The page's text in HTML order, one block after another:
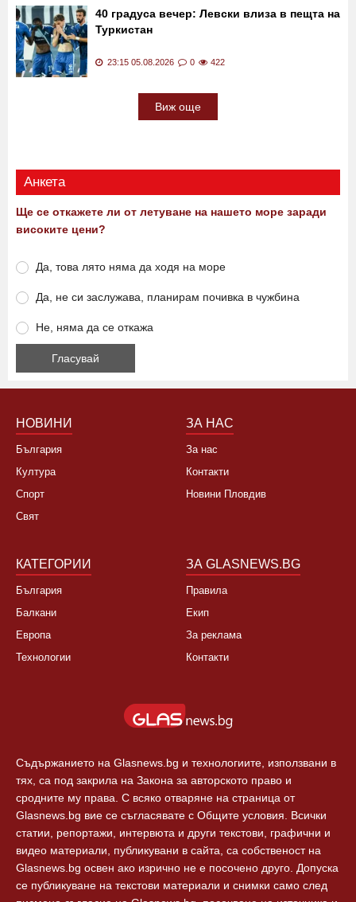
40 градуса вечер: Левски влиза в пещта на
Туркистан
23:15 05.08.2026 0 422
Виж още
Анкета
Ще се откажете ли от летуване на нашето море заради
високите цени?
Да, това лято няма да ходя на море
Да, не си заслужава, планирам почивка в чужбина
Не, няма да се откажа
НОВИНИ
България
Култура
Спорт
Свят
ЗА НАС
За нас
Контакти
Новини Пловдив
КАТЕГОРИИ
България
Балкани
Европа
Технологии
ЗА GLASNEWS.BG
Правила
Екип
За реклама
Контакти
Съдържанието на Glasnews.bg и технологиите, използвани в
тях, са под закрила на Закона за авторското право и
сродните му права. С всяко отваряне на страница от
Glasnews.bg вие се съгласявате с Общите условия. Всички
статии, репортажи, интервюта и други текстови, графични и
видео материали, публикувани в сайта, са собственост на
Glasnews.bg освен ако изрично не е посочено друго. Допуска
се публикуване на текстови материали и снимки само след